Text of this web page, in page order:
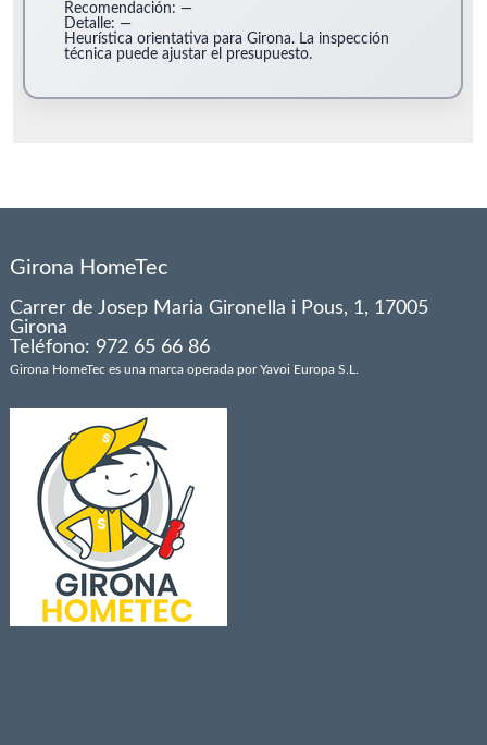
Recomendación: —
Detalle: —
Heurística orientativa para Girona. La inspección
técnica puede ajustar el presupuesto.
Girona HomeTec
Carrer de Josep Maria Gironella i Pous, 1, 17005
Girona
Teléfono: 972 65 66 86
Girona HomeTec es una marca operada por Yavoi Europa S.L.